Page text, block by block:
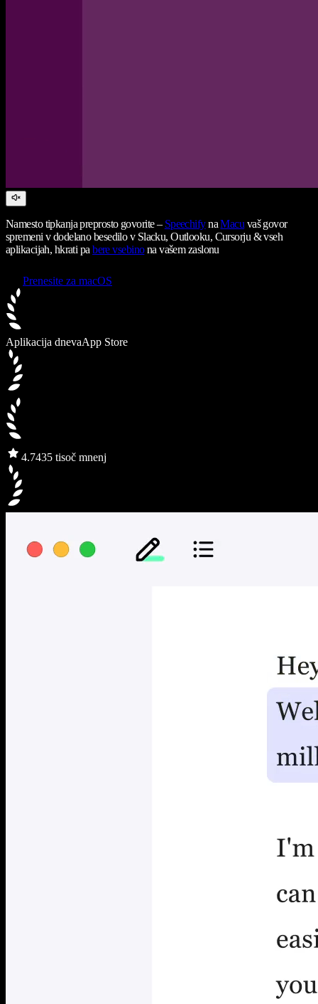
Namesto tipkanja preprosto govorite – SpeechifynaMacu vaš govor
spremeni v dodelano besedilo v Slacku, Outlooku, Cursorju & vseh
aplikacijah, hkrati pabere vsebinona vašem zaslonu
Prenesite za macOS
Aplikacija dnevaApp Store
4.7435 tisoč mnenj